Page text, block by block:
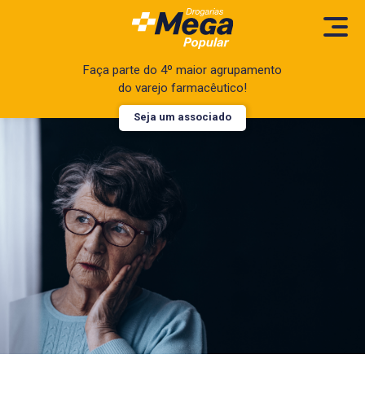
Faça parte do 4º maior agrupamento
do varejo farmacêutico!
Seja um associado